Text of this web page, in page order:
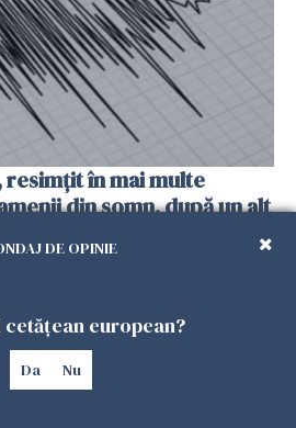
în mai multe
din somn, după un alt
DE OPINIE
european?
Da Nu